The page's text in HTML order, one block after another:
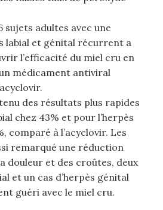
sujets adultes avec une
labial et génital récurrent a
l’efficacité du miel cru en
médicament antiviral
des résultats plus rapides
chez 43% et pour l’herpès
comparé à l’acyclovir. Les
remarqué une réduction
douleur et des croûtes, deux
et un cas d’herpès génital
guéri avec le miel cru.